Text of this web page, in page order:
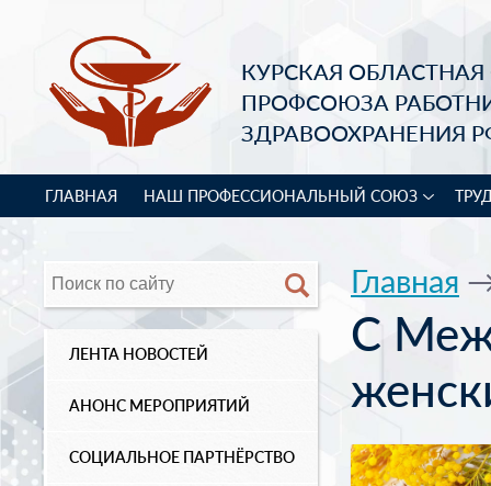
КУРСКАЯ
ПРОФСОЮЗА
ЗДРАВООХРАНЕНИЯ
ГЛАВНАЯ НАШ ПРОФЕССИОНАЛЬНЫЙ СОЮЗ
ЛЕНТА НОВОСТЕЙ
АНОНС МЕРОПРИЯТИЙ
СОЦИАЛЬНОЕ ПАРТНЁРСТВО
Главная
С